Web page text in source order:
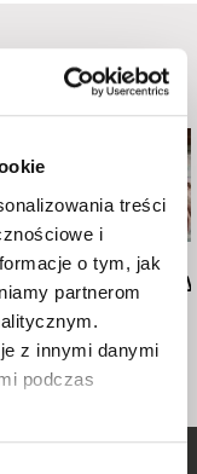
treści
i
o tym, jak
partnerom
z innymi danymi
podczas
Lesia Diak
Dad's Lullaby